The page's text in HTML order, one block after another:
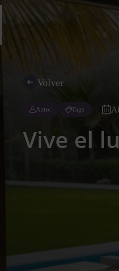
Volver
Autor Tags
Vive el